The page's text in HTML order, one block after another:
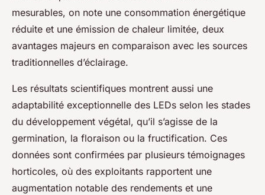
mesurables, on note une consommation énergétique
réduite et une émission de chaleur limitée, deux
avantages majeurs en comparaison avec les sources
traditionnelles d’éclairage.
Les résultats scientifiques montrent aussi une
adaptabilité exceptionnelle des LEDs selon les stades
du développement végétal, qu’il s’agisse de la
germination, la floraison ou la fructification. Ces
données sont confirmées par plusieurs témoignages
horticoles, où des exploitants rapportent une
augmentation notable des rendements et une